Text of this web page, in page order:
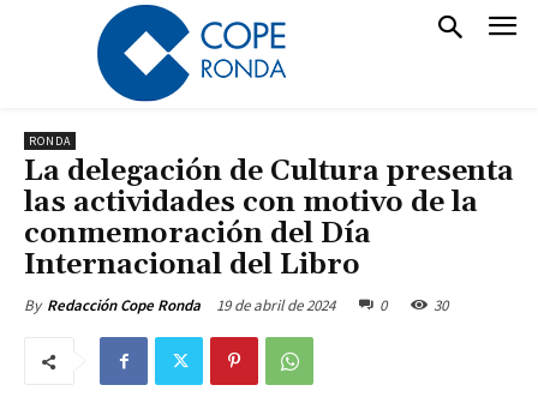
RONDA
La delegación de Cultura presenta
las actividades con motivo de la
conmemoración del Día
Internacional del Libro
By Redacción Cope Ronda 19 de abril de 2024 0 30